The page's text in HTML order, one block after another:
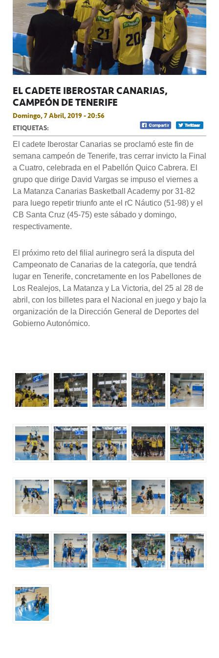
EL CADETE IBEROSTAR CANARIAS,
CAMPEÓN DE TENERIFE
Domingo, 7 Abril, 2019 - 20:56
ETIQUETAS:
El cadete Iberostar Canarias se proclamó este fin de
semana campeón de Tenerife, tras cerrar invicto la Final
a Cuatro, celebrada en el Pabellón Quico Cabrera. El
grupo que dirige David Vargas se impuso el viernes a
La Matanza Canarias Basketball Academy por 31-82
para luego repetir triunfo ante el rC Náutico (51-98) y el
CB Santa Cruz (45-75) este sábado y domingo,
respectivamente.
El próximo reto del filial aurinegro será la disputa del
Campeonato de Canarias de la categoría, que tendrá
lugar en Tenerife, concretamente en los Pabellones de
Los Realejos, La Matanza y La Victoria, del 25 al 28 de
abril, con los billetes para el Nacional en juego y bajo la
organización de la Dirección General de Deportes del
Gobierno Autonómico.